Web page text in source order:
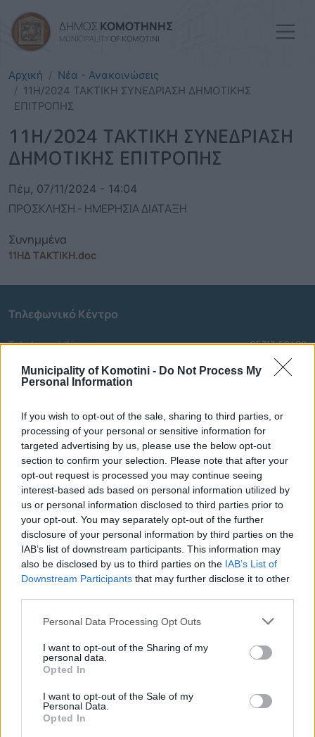
Municipality of Komotini - Do Not Process My
Personal Information
If you wish to opt-out of the sale, sharing to third parties, or
processing of your personal or sensitive information for
targeted advertising by us, please use the below opt-out
section to confirm your selection. Please note that after your
opt-out request is processed you may continue seeing
interest-based ads based on personal information utilized by
us or personal information disclosed to third parties prior to
your opt-out. You may separately opt-out of the further
disclosure of your personal information by third parties on the
IAB’s list of downstream participants. This information may
also be disclosed by us to third parties on the IAB’s List of
Downstream Participants that may further disclose it to other
Personal Data Processing Opt Outs
I want to opt-out of the Sharing of my
personal data.
Opted In
I want to opt-out of the Sale of my
Personal Data.
Opted In
ΔΗΜΟΣ ΚΟΜΟΤΗΝΗΣ
MUNICIPALITY OF KOMOTINI
Αρχική
Νέα - Ανακοινώσεις
11Η/2024 ΤΑΚΤΙΚΗ ΣΥΝΕΔΡΙΑΣΗ ΔΗΜΟΤΙΚΗΣ
ΕΠΙΤΡΟΠΗΣ
11Η/2024 ΤΑΚΤΙΚΗ ΣΥΝΕΔΡΙΑΣΗ
ΔΗΜΟΤΙΚΗΣ ΕΠΙΤΡΟΠΗΣ
Πέμ, 07/11/2024 - 14:04
ΠΡΟΣΚΛΗΣΗ - ΗΜΕΡΗΣΙΑ ΔΙΑΤΑΞΗ
Συνημμένα
11ΗΔ ΤΑΚΤΙΚΗ.doc
Τηλεφωνικό Κέντρο
Τηλεφωνικό Κέντρο
25313-52400
FAX Δήμου
25310-22756
Γραφείο Δημάρχου
Κ.Α.Π.Η.
25310-22797
Νοσοκομείο
Αστυνομικό Τμήμα
25310-22100
Κ.Τ.Ε.Λ.
25310-22912
Ο.Σ.Ε.
25310-22650
Αρχ. Μουσείο
25310-22411
Γρήγορη Πλοήγηση
Δημοτικό Συμβούλιο
Συλλογικά Όργανα Δήμου
Δημοτικές Κοινότητες